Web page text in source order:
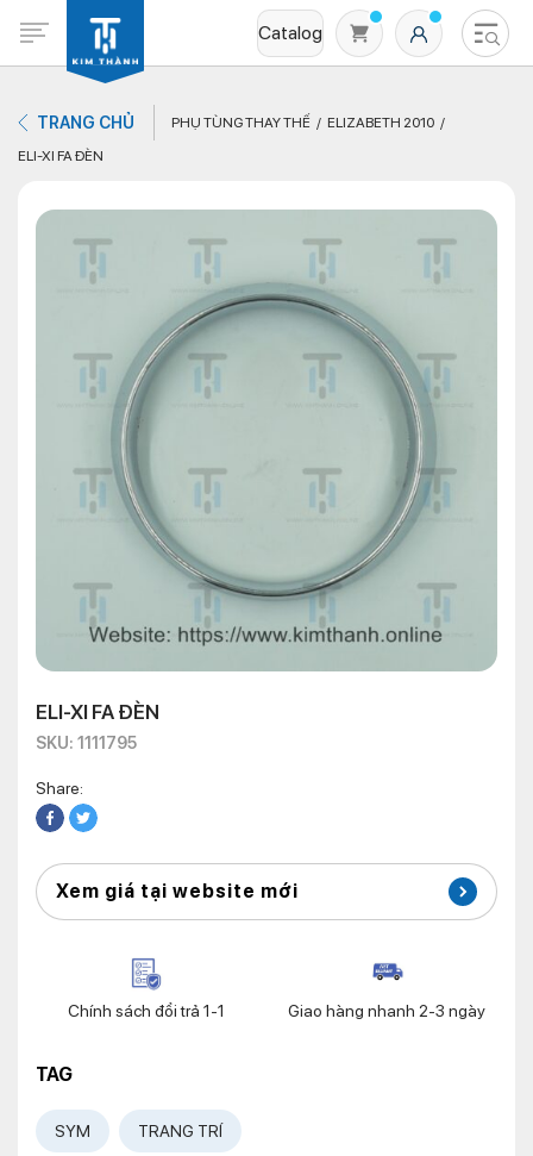
Catalog
Không có sản phẩm nào trong giỏ hàng
TRANG CHỦ PHỤ TÙNG THAY THẾ
ELIZABETH 2010
ELI-XI FA ĐÈN
ELI-XI FA ĐÈN
SKU: 1111795
Share:
Xem giá tại website mới
Chính sách đổi trả 1-1 Giao hàng nhanh 2-3 ngày
TAG
SYM TRANG TRÍ